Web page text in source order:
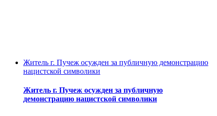
Житель г. Пучеж осужден за публичную демонстрацию
нацистской символики
Житель г. Пучеж осужден за публичную
демонстрацию нацистской символики